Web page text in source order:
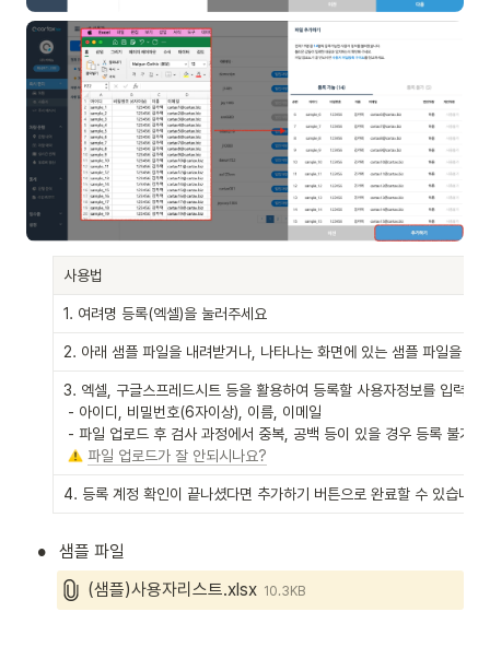
사용법
1. 여려명 등록(엑셀)을 눌러주세요
2. 아래 샘플 파일을 내려받거나, 나타나는 화면에 있는 샘플 파일을 받
3. 엑셀, 구글스프레드시트 등을 활용하여 등록할 사용자정보를 입력합
파일 업로드가 잘 안되시나요?
4. 등록 계정 확인이 끝나셨다면 추가하기 버튼으로 완료할 수 있습니다.
•
샘플 파일
(샘플)사용자리스트.xlsx 10.3KB